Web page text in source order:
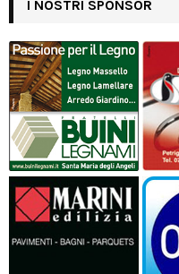
I NOSTRI SPONSOR